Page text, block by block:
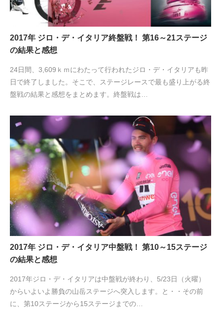
2017年 ジロ・デ・イタリア終盤戦！ 第16～21ステージ
の結果と感想
24日間、3,609ｋｍにわたって行われたジロ・デ・イタリアも昨
日で終了しました。そこで、ステージレースで最も盛り上がる終
盤戦の結果と感想をまとめます。終盤戦は…
2017年 ジロ・デ・イタリア中盤戦！ 第10～15ステージ
の結果と感想
2017年ジロ・デ・イタリアは中盤戦が終わり、5/23日（火曜）
からいよいよ勝負の山岳ステージへ突入します。と・・その前
に、第10ステージから15ステージまでの…